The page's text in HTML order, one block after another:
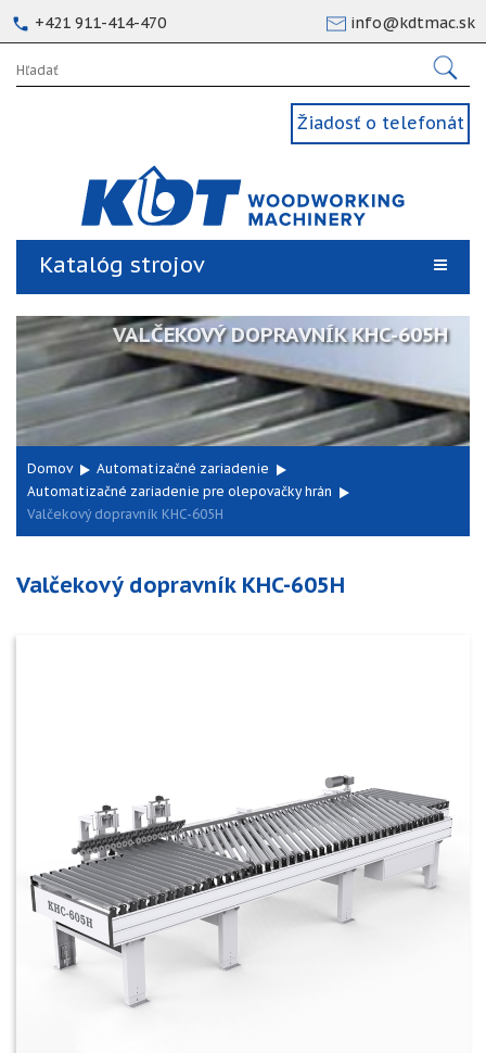
+421 911-414-470 info@kdtmac.sk
Žiadosť o telefonát
Katalóg strojov
VALČEKOVÝ DOPRAVNÍK KHC-605H
Domov
Automatizačné zariadenie
Automatizačné zariadenie pre olepovačky hrán
Valčekový dopravník KHC-605H
Valčekový dopravník KHC-605H